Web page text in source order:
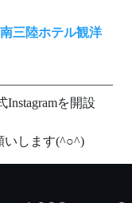
南三陸ホテル観洋
を開設
いします(^○^)